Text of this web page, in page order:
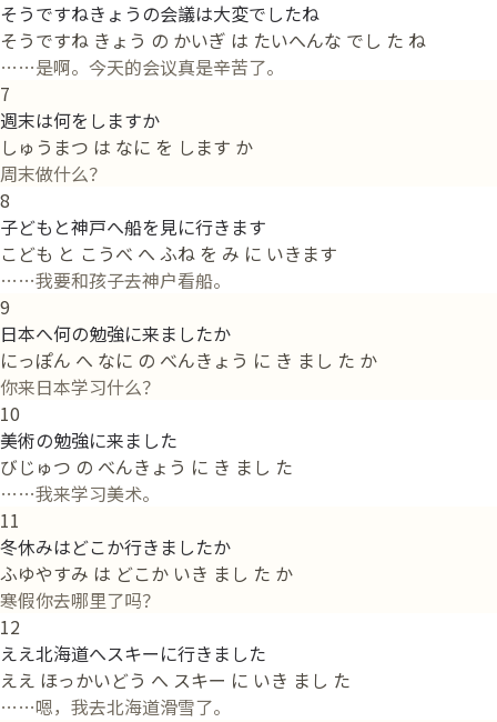
そうですねきょうの会議は大変でしたね
そうですね きょう の かいぎ は たいへんな でし た ね
……是啊。今天的会议真是辛苦了。
7
週末は何をしますか
しゅうまつ は なに を します か
周末做什么？
8
子どもと神戸へ船を見に行きます
こども と こうべ へ ふね を み に いきます
……我要和孩子去神户看船。
9
日本へ何の勉強に来ましたか
にっぽん へ なに の べんきょう に き まし た か
你来日本学习什么？
10
美術の勉強に来ました
びじゅつ の べんきょう に き まし た
……我来学习美术。
11
冬休みはどこか行きましたか
ふゆやすみ は どこか いき まし た か
寒假你去哪里了吗？
12
ええ北海道へスキーに行きました
ええ ほっかいどう へ スキー に いき まし た
……嗯，我去北海道滑雪了。